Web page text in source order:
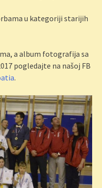
u kategoriji starijih
a album fotografija sa
pogledajte na našoj FB
.